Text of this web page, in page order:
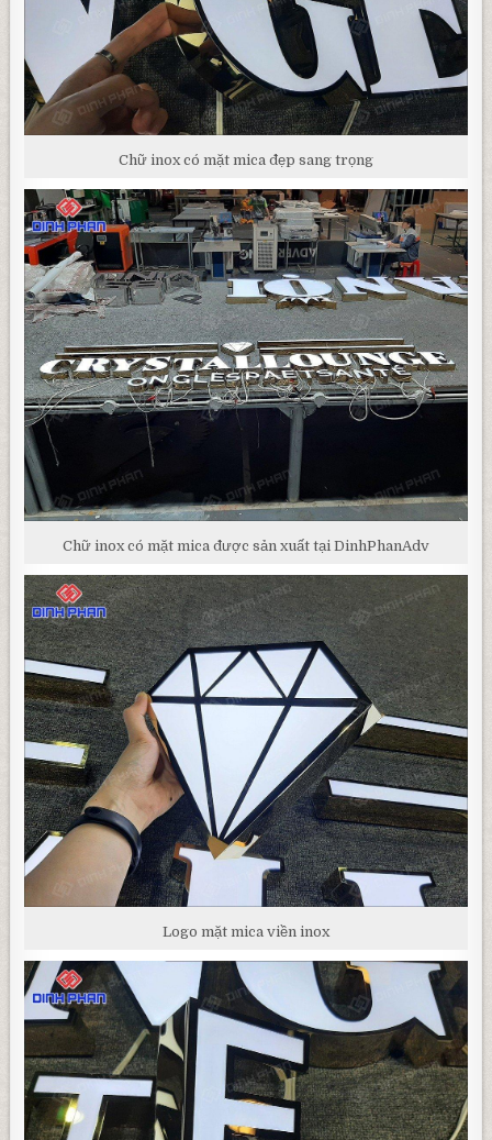
Chữ inox có mặt mica đẹp sang trọng
Chữ inox có mặt mica được sản xuất tại DinhPhanAdv
Logo mặt mica viền inox